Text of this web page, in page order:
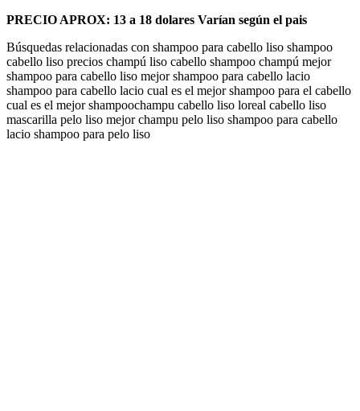
PRECIO APROX: 13 a 18 dolares Varían según el pais
Búsquedas relacionadas con shampoo para cabello liso shampoo
cabello liso precios champú liso cabello shampoo champú mejor
shampoo para cabello liso mejor shampoo para cabello lacio
shampoo para cabello lacio cual es el mejor shampoo para el cabello
cual es el mejor shampoochampu cabello liso loreal cabello liso
mascarilla pelo liso mejor champu pelo liso shampoo para cabello
lacio shampoo para pelo liso